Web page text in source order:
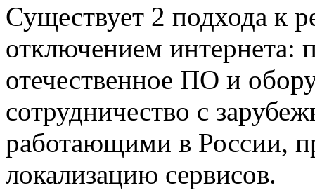
Существует 2 подхода к
отключением интернета:
отечественное ПО и
сотрудничество с
работающими в России,
локализацию сервисов.